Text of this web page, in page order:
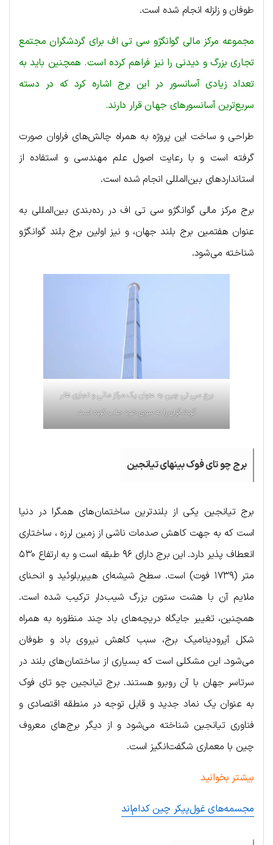
طوفان و زلزله انجام شده است.
مجموعه مرکز مالی گوانگژو سی تی اف برای گردشگران مجتمع
تجاری بزرگ و دیدنی را نیز فراهم کرده است. همچنین باید به
تعداد زیادی آسانسور در این برج اشاره کرد که در دسته
سریع‌ترین آسانسورهای جهان قرار دارند.
طراحی و ساخت این پروژه به همراه چالش‌های فراوان صورت
گرفته است و با رعایت اصول علم مهندسی و استفاده از
استانداردهای بین‌المللی انجام شده است.
برج مرکز مالی گوانگژو سی تی اف در رده‌بندی بین‌المللی به
عنوان هفتمین برج بلند جهان، و نیز اولین برج بلند گوانگژو
شناخته می‌شود.
برج سی تی چین به عنوان یک مرکز مالی و تجاری نظر
گردشگران را به سوی خود جلب کرده است
برج چو تای فوک بینهای تیانجین
برج تیانجین یکی از بلندترین ساختمان‌های همگرا در دنیا
است که به جهت کاهش صدمات ناشی از زمین لرزه ، ساختاری
انعطاف پذیر دارد. این برج دارای ۹۶ طبقه است و به ارتفاع ۵۳۰
متر (۱۷۳۹ فوت) است. سطح شیشه‌ای هیپربلوئید و انحنای
ملایم آن با هشت ستون بزرگ شیب‌دار ترکیب شده است.
همچنین، تغییر جایگاه دریچه‌های باد چند منظوره به همراه
شکل آیرودینامیک برج، سبب کاهش نیروی باد و طوفان
می‌شود. این مشکلی است که بسیاری از ساختمان‌های بلند در
سرتاسر جهان با آن روبرو هستند. برج تیانجین چو تای فوک
به عنوان یک نماد جدید و قابل توجه در منطقه اقتصادی و
فناوری تیانجین شناخته می‌شود و از دیگر برج‌های معروف
چین با معماری شگفت‌انگیز است.
بیشتر بخوانید
مجسمه‌های غول‌پیکر چین کدام‌اند